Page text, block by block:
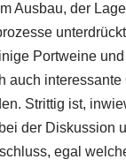
Ausbau, der
Portweine und
auch
Strittig ist,
der Diskussion
egal